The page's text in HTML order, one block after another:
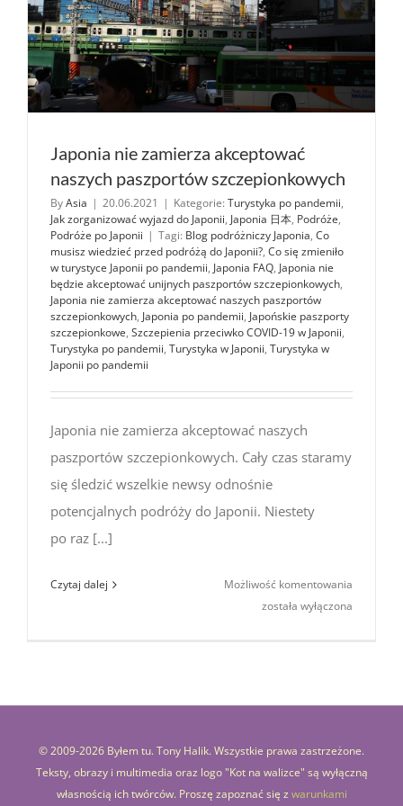
Japonia nie zamierza akceptować
naszych paszportów szczepionkowych
ByAsia | 20.06.2021 | Kategorie: Turystyka po pandemii,
Jak zorganizować wyjazd do Japonii, Japonia 日本, Podróże,
Podróże po Japonii | Tagi: Blog podróżniczy Japonia, Co
musisz wiedzieć przed podróżą do Japonii?, Co się zmieniło
w turystyce Japonii po pandemii, Japonia FAQ, Japonia nie
będzie akceptować unijnych paszportów szczepionkowych,
Japonia nie zamierza akceptować naszych paszportów
szczepionkowych, Japonia po pandemii, Japońskie paszporty
szczepionkowe, Szczepienia przeciwko COVID-19 w Japonii,
Turystyka po pandemii, Turystyka w Japonii, Turystyka w
Japonii po pandemii
Japonia nie zamierza akceptować naszych
paszportów szczepionkowych. Cały czas staramy
się śledzić wszelkie newsy odnośnie
potencjalnych podróży do Japonii. Niestety
po raz [...]
Czytaj dalej Możliwość komentowania
została wyłączona
© 2009-2026 Byłem tu. Tony Halik. Wszystkie prawa zastrzeżone.
Teksty, obrazy i multimedia oraz logo "Kot na walizce" są wyłączną
własnością ich twórców. Proszę zapoznać się z warunkami